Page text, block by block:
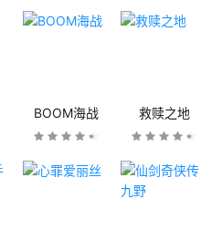
BOOM海战 救赎之地